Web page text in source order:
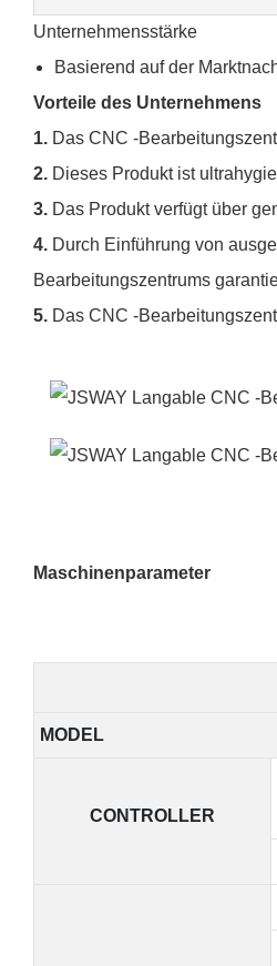
Unternehmensstärke
Basierend auf der
Vorteile des Unternehmens
1. Das CNC -
2. Dieses Produkt ist
3. Das Produkt verfügt über
4. Durch Einführung von
Bearbeitungszentrums
5. Das CNC -
Maschinenparameter
MODEL
CONTROLLER